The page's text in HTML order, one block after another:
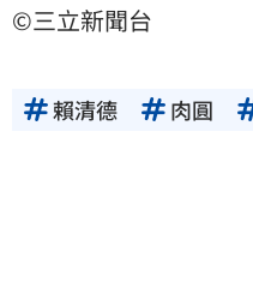
©三立新聞台
賴清德 肉圓